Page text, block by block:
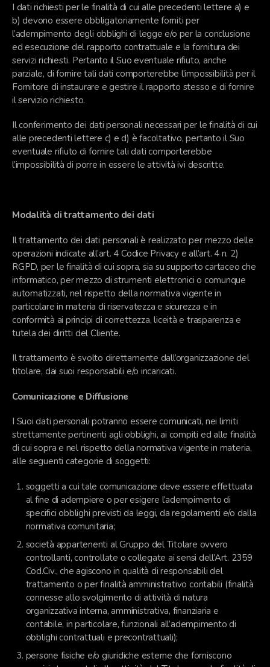
I dati richiesti per le finalità di cui alle precedenti lettere a) e
b) devono essere obbligatoriamente forniti per
l’adempimento degli obblighi di legge e/o per la conclusione
ed esecuzione del rapporto contrattuale e la fornitura dei
servizi richiesti. Pertanto il Suo eventuale rifiuto, anche
parziale, di fornire tali dati comporterebbe l’impossibilità per il
Fornitore di instaurare e gestire il rapporto stesso e di fornire
il servizio richiesto.
Il conferimento dei dati personali necessari per le finalità di cui
alle precedenti lettere c) e d) è facoltativo, pertanto il Suo
eventuale rifiuto di fornire tali dati comporterebbe
l’impossibilità di porre in essere le attività ivi descritte.
Modalità di trattamento dei dati
Il trattamento dei dati personali è realizzato per mezzo delle
operazioni indicate all’art. 4 Codice Privacy e all’art. 4 n. 2)
RGPD, per le finalità di cui sopra, sia su supporto cartaceo che
informatico, per mezzo di strumenti elettronici o comunque
automatizzati, nel rispetto della normativa vigente in
particolare in materia di riservatezza e sicurezza e in
conformità ai principi di correttezza, liceità e trasparenza e
tutela dei diritti del Cliente.
Il trattamento è svolto direttamente dall’organizzazione del
titolare, dai suoi responsabili e/o incaricati.
Comunicazione e Diffusione
I Suoi dati personali potranno essere comunicati, nei limiti
strettamente pertinenti agli obblighi, ai compiti ed alle finalità
di cui sopra e nel rispetto della normativa vigente in materia,
alle seguenti categorie di soggetti:
soggetti a cui tale comunicazione deve essere effettuata
al fine di adempiere o per esigere l’adempimento di
specifici obblighi previsti da leggi, da regolamenti e/o dalla
normativa comunitaria;
società appartenenti al Gruppo del Titolare ovvero
controllanti, controllate o collegate ai sensi dell’Art. 2359
Cod.Civ., che agiscono in qualità di responsabili del
trattamento o per finalità amministrativo contabili (finalità
connesse allo svolgimento di attività di natura
organizzativa interna, amministrativa, finanziaria e
contabile, in particolare, funzionali all’adempimento di
obblighi contrattuali e precontrattuali);
persone fisiche e/o giuridiche esterne che forniscono